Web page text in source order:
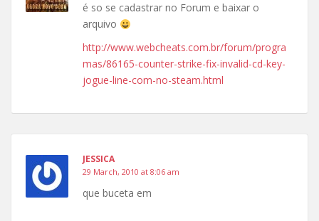
é so se cadastrar no Forum e baixar o
arquivo
http://www.webcheats.com.br/forum/progra
mas/86165-counter-strike-fix-invalid-cd-key-
jogue-line-com-no-steam.html
JESSICA
29 March, 2010 at 8:06 am
que buceta em